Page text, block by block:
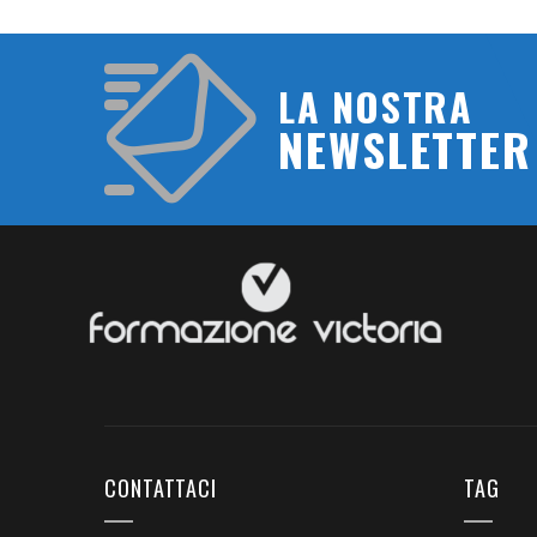
LA NOSTRA
NEWSLETTER
CONTATTACI TAG